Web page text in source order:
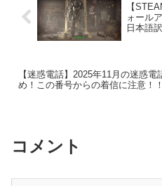
【
ォール
日本語訳
【迷惑電話】2025年11月の迷惑電
め！この番号からの着信に注意！！
コメント